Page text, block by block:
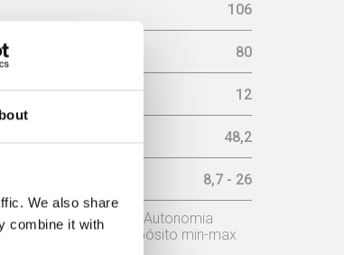
We also share
combine it with
106
80
(pa) 12
48,2
8,7 - 26
nominal
Autonomia
depósito min-max